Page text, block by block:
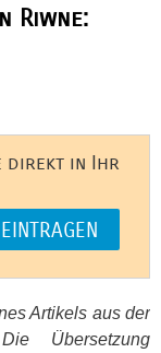
Riwne:
direkt in Ihr
Artikels aus der
Übersetzung